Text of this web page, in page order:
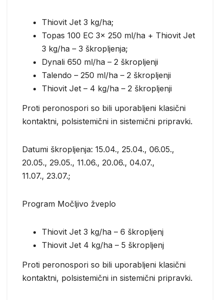
Thiovit Jet 3 kg/ha;
Topas 100 EC 3× 250 ml/ha + Thiovit Jet
3 kg/ha – 3 škropljenja;
Dynali 650 ml/ha – 2 škropljenji
Talendo – 250 ml/ha – 2 škropljenji
Thiovit Jet – 4 kg/ha – 2 škropljenji
Proti peronospori so bili uporabljeni klasični
kontaktni, polsistemični in sistemični pripravki.
Datumi škropljenja: 15.04., 25.04., 06.05.,
20.05., 29.05., 11.06., 20.06., 04.07.,
11.07., 23.07.;
Program Močljivo žveplo
Thiovit Jet 3 kg/ha – 6 škropljenj
Thiovit Jet 4 kg/ha – 5 škropljenj
Proti peronospori so bili uporabljeni klasični
kontaktni, polsistemični in sistemični pripravki.